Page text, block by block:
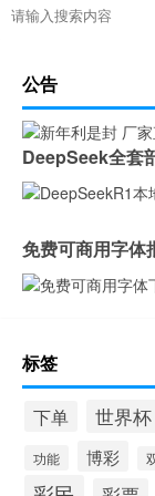
公告
DeepSeek全套
免费可商用字体
标签
下单 世界杯
功能 博彩